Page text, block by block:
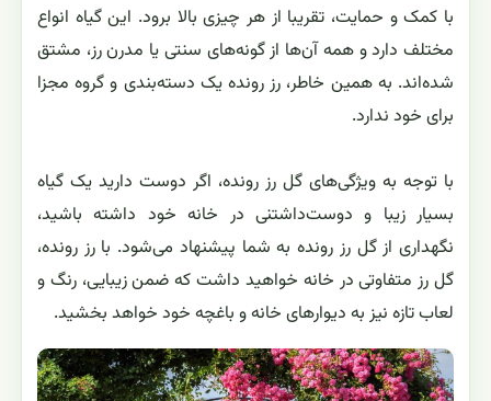
با کمک و حمایت، تقریبا از هر چیزی بالا برود. این گیاه انواع
مختلف دارد و همه آن‌ها از گونه‌های سنتی یا مدرن رز، مشتق
شده‌اند. به همین خاطر، رز رونده یک دسته‌بندی و گروه مجزا
برای خود ندارد.
با توجه به ویژگی‌های گل رز رونده، اگر دوست دارید یک گیاه
بسیار زیبا و دوست‌داشتنی در خانه خود داشته باشید،
نگهداری از گل رز رونده به شما پیشنهاد می‌شود. با رز رونده،
گل رز متفاوتی در خانه خواهید داشت که ضمن زیبایی، رنگ و
لعاب تازه نیز به دیوار‌های خانه و باغچه‌ خود خواهد بخشید.